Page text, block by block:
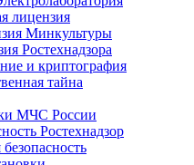
лицензия
Минкультуры
Ростехнадзора
и криптография
тайна
МЧС России
Ростехнадзор